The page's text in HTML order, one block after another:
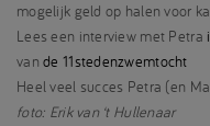
mogelijk geld op halen voor
Lees een interview met Petra
van de 11stedenzwemtocht
Heel veel succes Petra (en
foto: Erik van ‘t Hullenaar